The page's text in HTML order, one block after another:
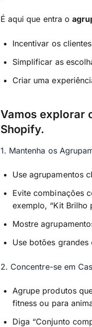
É aqui que entra o
Incentivar os
Simplificar as
Criar uma
Vamos explorar
Shopify.
1. Mantenha os
Use agrupamentos
Evite combinações
exemplo, “Kit Brilho
Mostre
Use botões
2. Concentre-se em
Agrupe produtos
fitness ou para
Diga “Conjunto